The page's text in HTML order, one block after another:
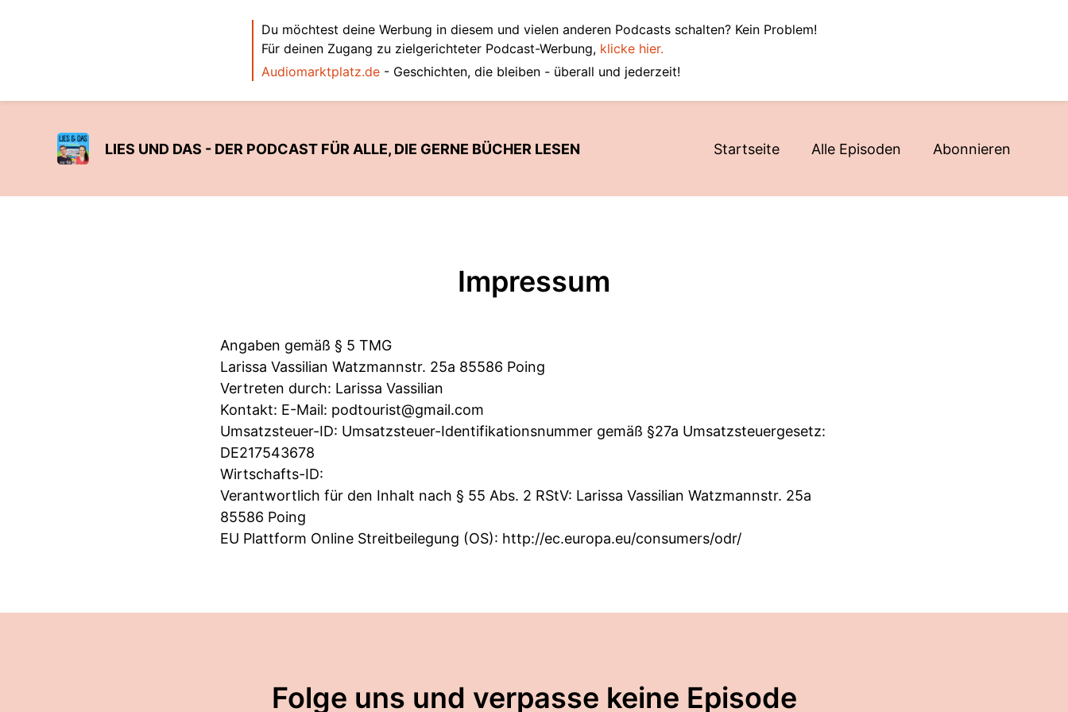
Du möchtest deine Werbung in diesem und vielen anderen Podcasts schalten? Kein Problem!
Für deinen Zugang zu zielgerichteter Podcast-Werbung, klicke hier.
Audiomarktplatz.de- Geschichten, die bleiben - überall und jederzeit!
LIES UND DAS - DER PODCAST FÜR ALLE, DIE GERNE BÜCHER LESEN Startseite Alle Episoden Abonnieren
Impressum
Angaben gemäß § 5 TMG
Larissa Vassilian Watzmannstr. 25a 85586 Poing
Vertreten durch: Larissa Vassilian
Kontakt: E-Mail: podtourist@gmail.com
Umsatzsteuer-ID: Umsatzsteuer-Identifikationsnummer gemäß §27a Umsatzsteuergesetz:
DE217543678
Wirtschafts-ID:
Verantwortlich für den Inhalt nach § 55 Abs. 2 RStV: Larissa Vassilian Watzmannstr. 25a
85586 Poing
EU Plattform Online Streitbeilegung (OS): http://ec.europa.eu/consumers/odr/
Folge uns und verpasse keine Episode